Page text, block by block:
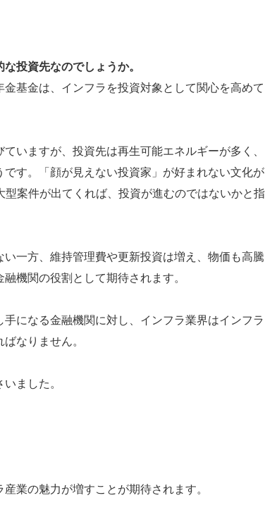
投資先なのでしょうか。
基金は、インフラを投資対象として関心を高めて
いますが、投資先は再生可能エネルギーが多く、
す。「顔が見えない投資家」が好まれない文化が
案件が出てくれば、投資が進むのではないかと指
一方、維持管理費や更新投資は増え、物価も高騰
機関の役割として期待されます。
になる金融機関に対し、インフラ業界はインフラ
なりません。
ました。
業の魅力が増すことが期待されます。